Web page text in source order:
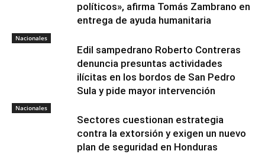
políticos», afirma Tomás Zambrano en
entrega de ayuda humanitaria
Nacionales
Edil sampedrano Roberto Contreras
denuncia presuntas actividades
ilícitas en los bordos de San Pedro
Sula y pide mayor intervención
Nacionales
Sectores cuestionan estrategia
contra la extorsión y exigen un nuevo
plan de seguridad en Honduras